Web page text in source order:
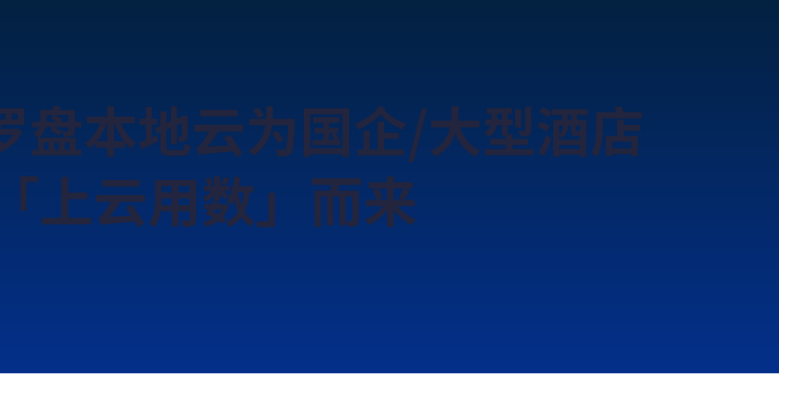
盘本地云为国企/大型酒店
上云用数」而来